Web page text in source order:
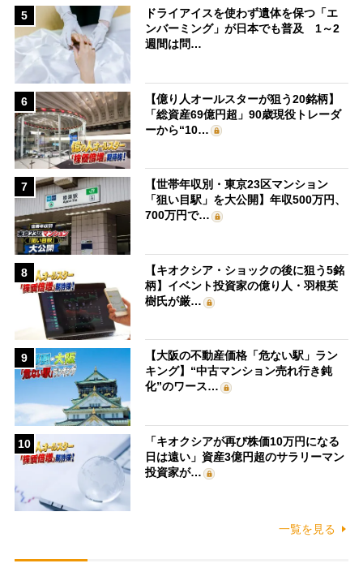
5
ドライアイスを使わず遺体を保つ「エ
ンバーミング」が日本でも普及 1～2
週間は問…
6
【億り人オールスターが狙う20銘柄】
「総資産69億円超」90歳現役トレーダ
ーから“10…
7
【世帯年収別・東京23区マンション
「狙い目駅」を大公開】年収500万円、
700万円で…
8
【キオクシア・ショックの後に狙う5銘
柄】イベント投資家の億り人・羽根英
樹氏が厳…
9
【大阪の不動産価格「危ない駅」ラン
キング】“中古マンション売れ行き鈍
化”のワース…
10
「キオクシアが再び株価10万円になる
日は遠い」資産3億円超のサラリーマン
投資家が…
一覧を見る